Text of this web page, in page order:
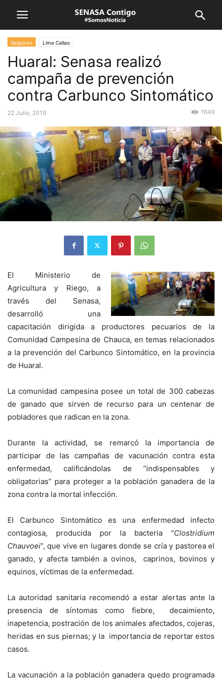
Regiones Lima Callao
Huaral: Senasa realizó
campaña de prevención
contra Carbunco Sintomático
22 Julio, 2019 1649
El Ministerio de
Agricultura y Riego, a
través del Senasa,
desarrolló una
capacitación dirigida a productores pecuarios de la
Comunidad Campesina de Chauca, en temas relacionados
a la prevención del Carbunco Sintomático, en la provincia
de Huaral.
La comunidad campesina posee un total de 300 cabezas
de ganado que sirven de recurso para un centenar de
pobladores que radican en la zona.
Durante la actividad, se remarcó la importancia de
participar de las campañas de vacunación contra esta
enfermedad, calificándolas de “indispensables y
obligatorias” para proteger a la población ganadera de la
zona contra la mortal infección.
El Carbunco Sintomático es una enfermedad infecto
contagiosa, producida por la bacteria “Clostridium
Chauvoei“, que vive en lugares donde se cría y pastorea el
ganado, y afecta también a ovinos, caprinos, bovinos y
equinos, víctimas de la enfermedad.
La autoridad sanitaria recomendó a estar alertas ante la
presencia de síntomas como fiebre, decaimiento,
inapetencia, postración de los animales afectados, cojeras,
heridas en sus piernas; y la importancia de reportar estos
casos.
La vacunación a la población ganadera quedo programada